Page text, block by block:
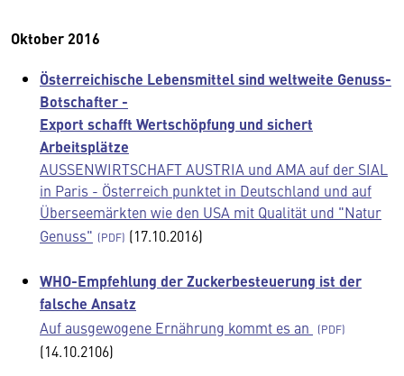
Oktober 2016
Österreichische Lebensmittel sind weltweite Genuss-
Botschafter -
Export schafft Wertschöpfung und sichert
Arbeitsplätze
AUSSENWIRTSCHAFT AUSTRIA und AMA auf der SIAL
in Paris - Österreich punktet in Deutschland und auf
Überseemärkten wie den USA mit Qualität und "Natur
Genuss"
(17.10.2016)
WHO-Empfehlung der Zuckerbesteuerung ist der
falsche Ansatz
Auf ausgewogene Ernährung kommt es an
(14.10.2106)